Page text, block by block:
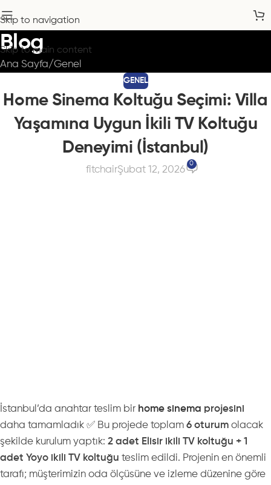
Skip to navigation
Skip to main content
Blog
Ana Sayfa Genel
GENEL
Home Sinema Koltuğu Seçimi: Villa
Yaşamına Uygun İkili TV Koltuğu
Deneyimi (İstanbul)
fitchairŞubat 12, 2026
0
İstanbul’da anahtar teslim bir home sinema projesini
daha tamamladık ✅ Bu projede toplam 6 oturum olacak
şekilde kurulum yaptık: 2 adet Elisir ikili TV koltuğu + 1
adet Yoyo ikili TV koltuğu teslim edildi. Projenin en önemli
tarafı; müşterimizin oda ölçüsüne ve izleme düzenine göre